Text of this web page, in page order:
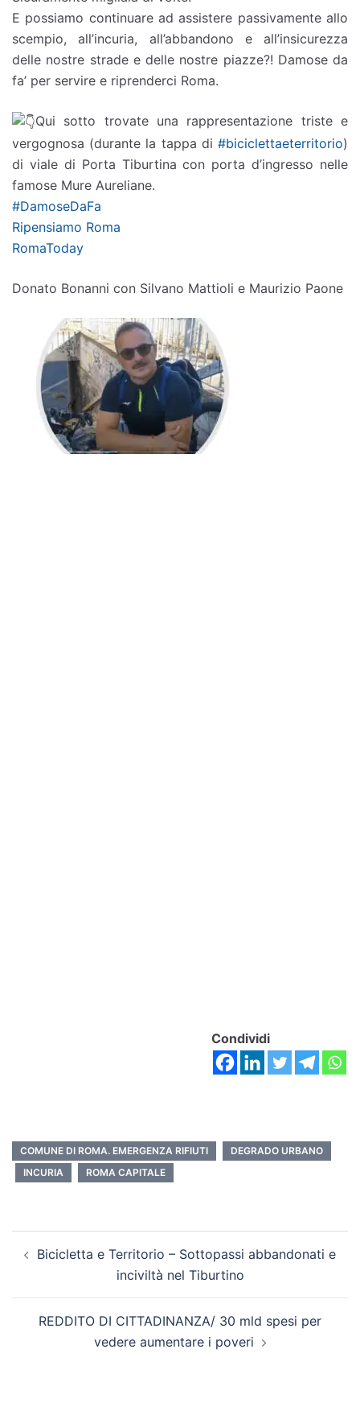
E possiamo continuare ad assistere passivamente allo
scempio, all’incuria, all’abbandono e all’insicurezza
delle nostre strade e delle nostre piazze?! Damose da
fa’ per servire e riprenderci Roma.
Qui sotto trovate una rappresentazione triste e
vergognosa (durante la tappa di #biciclettaeterritorio)
di viale di Porta Tiburtina con porta d’ingresso nelle
famose Mure Aureliane.
#DamoseDaFa
Ripensiamo Roma
RomaToday
Donato Bonanni con Silvano Mattioli e Maurizio Paone
Condividi
COMUNE DI ROMA. EMERGENZA RIFIUTI
DEGRADO URBANO
INCURIA
ROMA CAPITALE
Bicicletta e Territorio – Sottopassi abbandonati e
inciviltà nel Tiburtino
REDDITO DI CITTADINANZA/ 30 mld spesi per
vedere aumentare i poveri